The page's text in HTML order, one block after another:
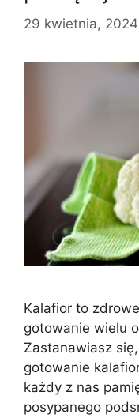
29 kwietnia, 2024
Kalafior to
gotowanie wielu
Zastanawiasz
gotowanie
każdy z nas
posypanego